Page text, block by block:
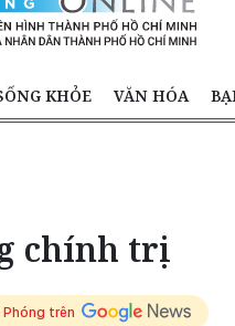
KHỎE VĂN HÓA
chính trị
Phóng trên